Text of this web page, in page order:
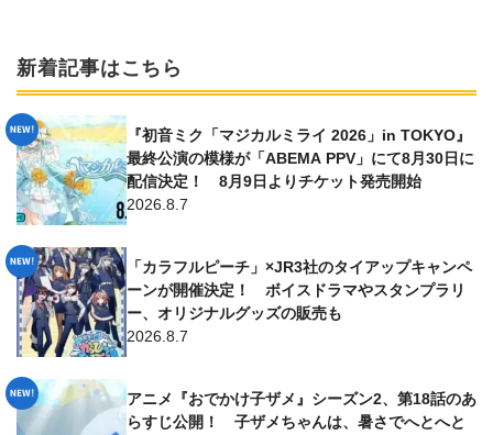
新着記事はこちら
『初音ミク「マジカルミライ 2026」in TOKYO』
最終公演の模様が「ABEMA PPV」にて8月30日に
配信決定！ 8月9日よりチケット発売開始
2026.8.7
「カラフルピーチ」×JR3社のタイアップキャンペ
ーンが開催決定！ ボイスドラマやスタンプラリ
ー、オリジナルグッズの販売も
2026.8.7
アニメ『おでかけ子ザメ』シーズン2、第18話のあ
らすじ公開！ 子ザメちゃんは、暑さでへとへと